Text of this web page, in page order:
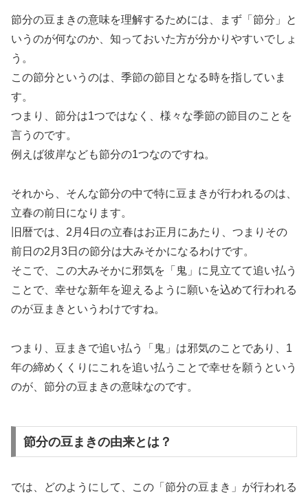
節分の豆まきの意味を理解するためには、まず「節分」と
いうのが何なのか、知っておいた方が分かりやすいでしょ
う。
この節分というのは、季節の節目となる時を指していま
す。
つまり、節分は1つではなく、様々な季節の節目のことを
言うのです。
例えば彼岸なども節分の1つなのですね。
それから、そんな節分の中で特に豆まきが行われるのは、
立春の前日になります。
旧暦では、2月4日の立春はお正月にあたり、つまりその
前日の2月3日の節分は大みそかになるわけです。
そこで、この大みそかに邪気を「鬼」に見立てて追い払う
ことで、幸せな新年を迎えるように願いを込めて行われる
のが豆まきというわけですね。
つまり、豆まきで追い払う「鬼」は邪気のことであり、1
年の締めくくりにこれを追い払うことで幸せを願うという
のが、節分の豆まきの意味なのです。
節分の豆まきの由来とは？
では、どのようにして、この「節分の豆まき」が行われる